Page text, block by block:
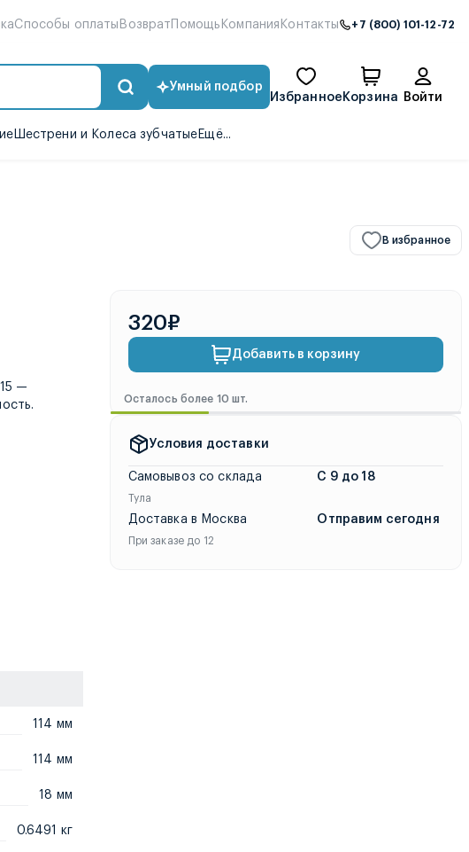
Способы оплаты Возврат Помощь Компания Контакты +7 (800) 101-12-72
Умный подбор
Избранное Корзина Войти
Шестрени и Колеса зубчатые Ещё...
В избранное
—
товар в течение двух часов любым удобным способом по всей России.
320₽
Добавить в корзину
Осталось более 10 шт.
Условия доставки
Самовывоз со склада
Тула
С 9 до 18
Доставка в Москва
При заказе до 12
Отправим сегодня
114 мм
114 мм
18 мм
0.6491 кг